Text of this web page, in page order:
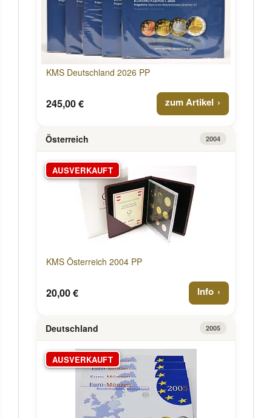
KMS Deutschland 2026 PP
245,00 € zum Artikel
Österreich 2004
AUSVERKAUFT
KMS Österreich 2004 PP
20,00 € Info
Deutschland 2005
AUSVERKAUFT